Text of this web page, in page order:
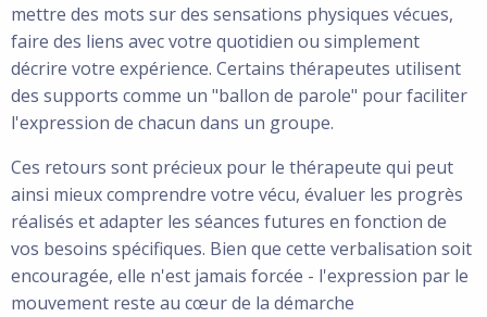
mettre des mots sur des sensations physiques vécues,
faire des liens avec votre quotidien ou simplement
décrire votre expérience. Certains thérapeutes utilisent
des supports comme un "ballon de parole" pour faciliter
l'expression de chacun dans un groupe.
Ces retours sont précieux pour le thérapeute qui peut
ainsi mieux comprendre votre vécu, évaluer les progrès
réalisés et adapter les séances futures en fonction de
vos besoins spécifiques. Bien que cette verbalisation soit
encouragée, elle n'est jamais forcée - l'expression par le
mouvement reste au cœur de la démarche